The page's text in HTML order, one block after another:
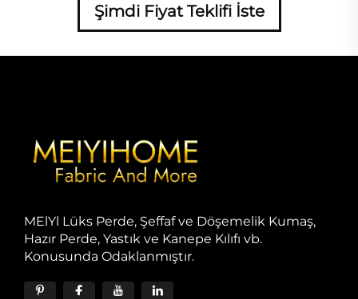
Şimdi Fiyat Teklifi İste
MElYl Lüks Perde, Şeffaf ve Döşemelik Kumaş,
Hazır Perde, Yastık ve Kanepe Kılıfı vb.
Konusunda Odaklanmıştır.